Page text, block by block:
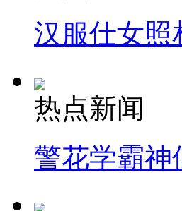
汉服仕女照
热点新闻
警花学霸神